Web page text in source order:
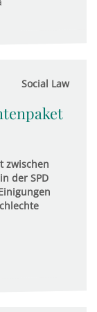
Social Law
zwischen
der SPD